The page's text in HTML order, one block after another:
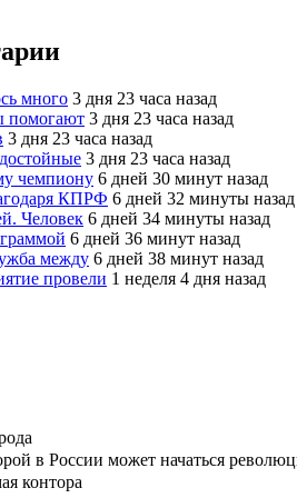
много 3 дня 23 часа назад
помогают 3 дня 23 часа назад
3 дня 23 часа назад
3 дня 23 часа назад
чемпиону 6 дней 30 минут назад
КПРФ 6 дней 32 минуты назад
Человек 6 дней 34 минуты назад
6 дней 36 минут назад
между 6 дней 38 минут назад
провели 1 неделя 4 дня назад
в России может начаться
контора